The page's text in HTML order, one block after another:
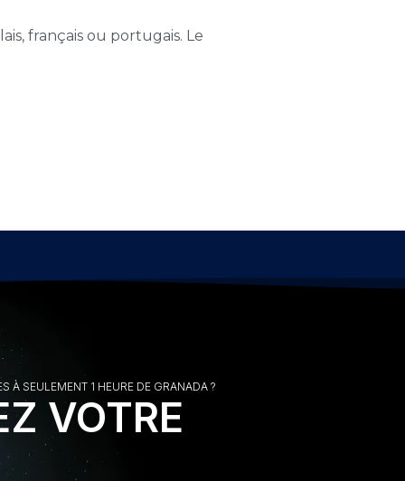
français ou portugais. Le
À SEULEMENT 1 HEURE DE GRANADA ?
VOTRE